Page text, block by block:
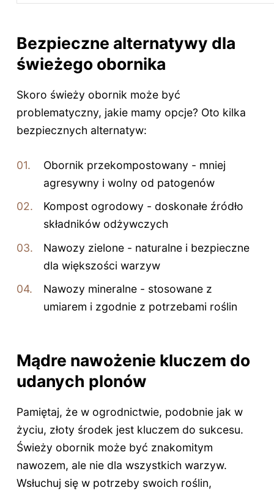
Bezpieczne alternatywy dla
świeżego obornika
Skoro świeży obornik może być
problematyczny, jakie mamy opcje? Oto kilka
bezpiecznych alternatyw:
Obornik przekompostowany - mniej
agresywny i wolny od patogenów
Kompost ogrodowy - doskonałe źródło
składników odżywczych
Nawozy zielone - naturalne i bezpieczne
dla większości warzyw
Nawozy mineralne - stosowane z
umiarem i zgodnie z potrzebami roślin
Mądre nawożenie kluczem do
udanych plonów
Pamiętaj, że w ogrodnictwie, podobnie jak w
życiu, złoty środek jest kluczem do sukcesu.
Świeży obornik może być znakomitym
nawozem, ale nie dla wszystkich warzyw.
Wsłuchuj się w potrzeby swoich roślin,